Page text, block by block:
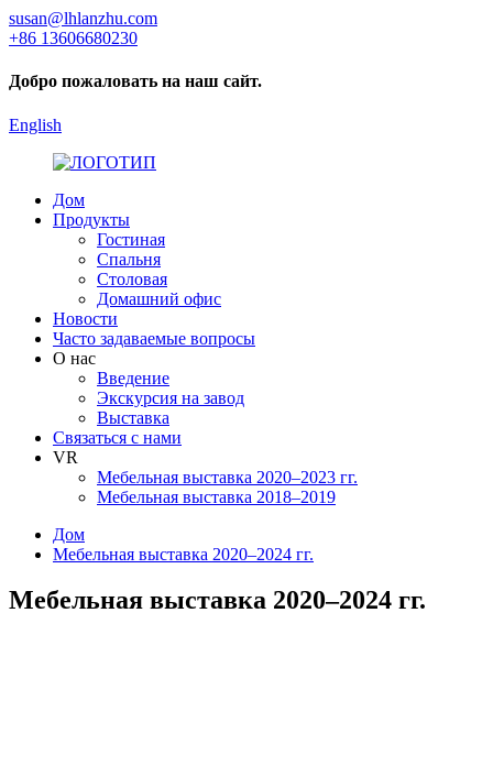
susan@lhlanzhu.com
+86 13606680230
Добро пожаловать на наш сайт.
English
Дом
Продукты
Гостиная
Спальня
Столовая
Домашний офис
Новости
Часто задаваемые вопросы
О нас
Введение
Экскурсия на завод
Выставка
Связаться с нами
VR
Мебельная выставка 2020–2023 гг.
Мебельная выставка 2018–2019
Дом
Мебельная выставка 2020–2024 гг.
Мебельная выставка 2020–2024 гг.